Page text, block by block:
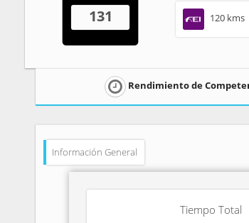
131 120 kms
Rendimiento de
Información General
Tiempo Total